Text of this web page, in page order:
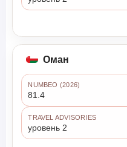
Оман
NUMBEO (2026)
81.4
TRAVEL ADVISORIES
уровень 2